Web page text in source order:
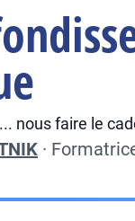
nous faire le
·